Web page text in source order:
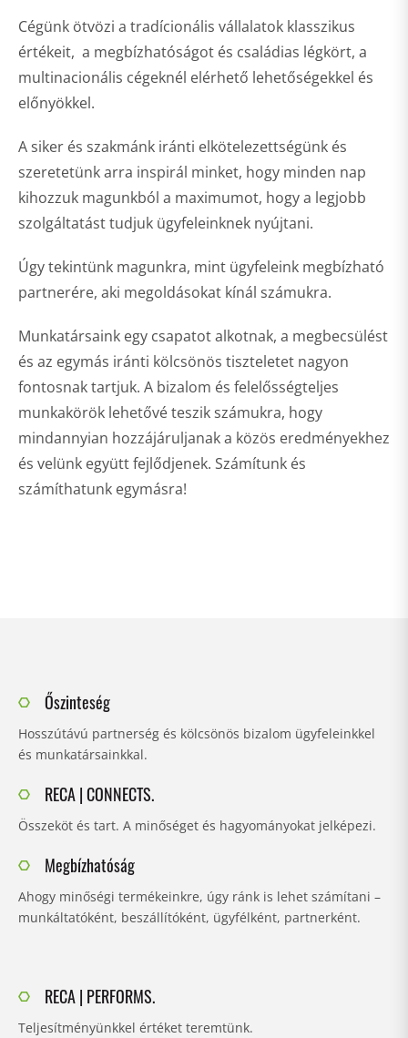
Cégünk ötvözi a tradícionális vállalatok klasszikus
értékeit, a megbízhatóságot és családias légkört, a
multinacionális cégeknél elérhető lehetőségekkel és
előnyökkel.
A siker és szakmánk iránti elkötelezettségünk és
szeretetünk arra inspirál minket, hogy minden nap
kihozzuk magunkból a maximumot, hogy a legjobb
szolgáltatást tudjuk ügyfeleinknek nyújtani.
Úgy tekintünk magunkra, mint ügyfeleink megbízható
partnerére, aki megoldásokat kínál számukra.
Munkatársaink egy csapatot alkotnak, a megbecsülést
és az egymás iránti kölcsönös tiszteletet nagyon
fontosnak tartjuk. A bizalom és felelősségteljes
munkakörök lehetővé teszik számukra, hogy
mindannyian hozzájáruljanak a közös eredményekhez
és velünk együtt fejlődjenek. Számítunk és
számíthatunk egymásra!
Őszinteség
Hosszútávú partnerség és kölcsönös bizalom ügyfeleinkkel
és munkatársainkkal.
RECA | CONNECTS.
Összeköt és tart. A minőséget és hagyományokat jelképezi.
Megbízhatóság
Ahogy minőségi termékeinkre, úgy ránk is lehet számítani –
munkáltatóként, beszállítóként, ügyfélként, partnerként.
RECA | PERFORMS.
Teljesítményünkkel értéket teremtünk.